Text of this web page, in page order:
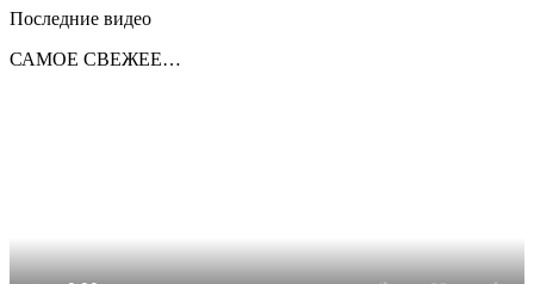
Последние видео
САМОЕ СВЕЖЕЕ…